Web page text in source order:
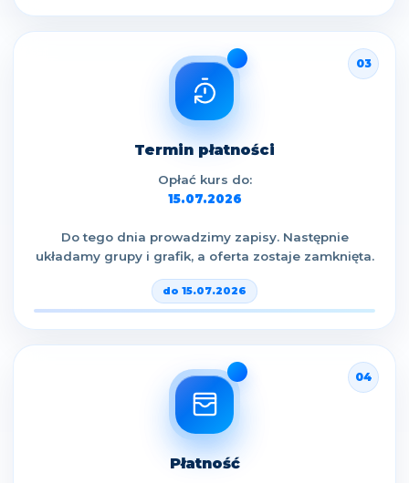
03
Termin płatności
Opłać kurs do:
15.07.2026
Do tego dnia prowadzimy zapisy. Następnie
układamy grupy i grafik, a oferta zostaje zamknięta.
do 15.07.2026
04
Płatność